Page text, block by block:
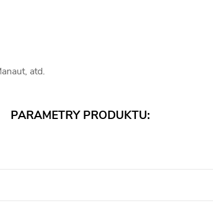
atd.
PARAMETRY PRODUKTU: